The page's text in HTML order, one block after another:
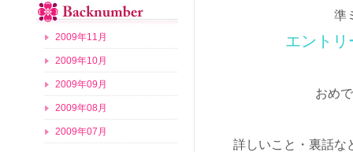
準
エント
おめ
詳しいこと・裏話
2009年11月
2009年10月
2009年09月
2009年08月
2009年07月